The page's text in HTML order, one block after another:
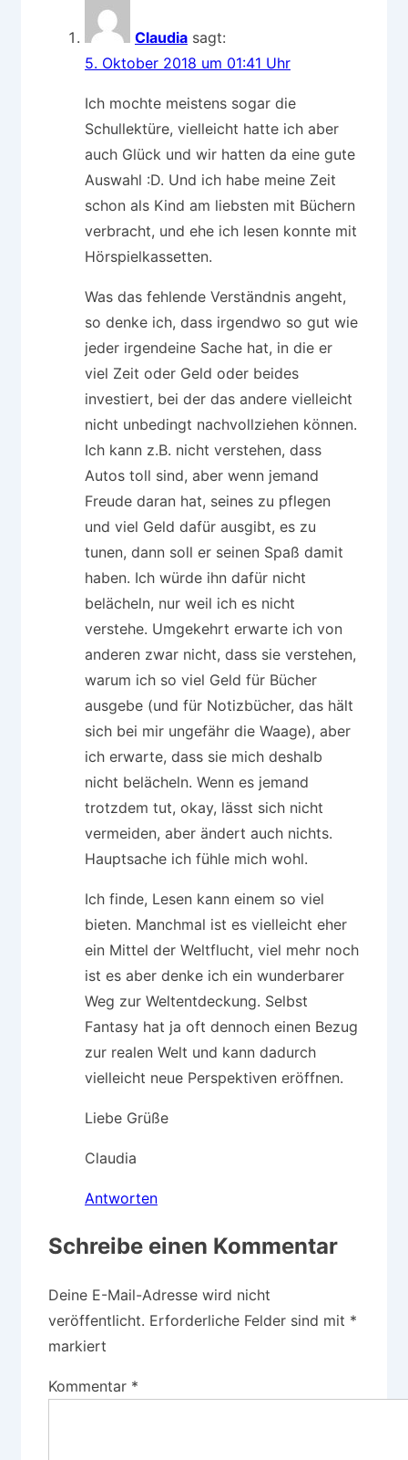
Claudia sagt:
5. Oktober 2018 um 01:41 Uhr
Ich mochte meistens sogar die
Schullektüre, vielleicht hatte ich aber
auch Glück und wir hatten da eine gute
Auswahl :D. Und ich habe meine Zeit
schon als Kind am liebsten mit Büchern
verbracht, und ehe ich lesen konnte mit
Hörspielkassetten.
Was das fehlende Verständnis angeht,
so denke ich, dass irgendwo so gut wie
jeder irgendeine Sache hat, in die er
viel Zeit oder Geld oder beides
investiert, bei der das andere vielleicht
nicht unbedingt nachvollziehen können.
Ich kann z.B. nicht verstehen, dass
Autos toll sind, aber wenn jemand
Freude daran hat, seines zu pflegen
und viel Geld dafür ausgibt, es zu
tunen, dann soll er seinen Spaß damit
haben. Ich würde ihn dafür nicht
belächeln, nur weil ich es nicht
verstehe. Umgekehrt erwarte ich von
anderen zwar nicht, dass sie verstehen,
warum ich so viel Geld für Bücher
ausgebe (und für Notizbücher, das hält
sich bei mir ungefähr die Waage), aber
ich erwarte, dass sie mich deshalb
nicht belächeln. Wenn es jemand
trotzdem tut, okay, lässt sich nicht
vermeiden, aber ändert auch nichts.
Hauptsache ich fühle mich wohl.
Ich finde, Lesen kann einem so viel
bieten. Manchmal ist es vielleicht eher
ein Mittel der Weltflucht, viel mehr noch
ist es aber denke ich ein wunderbarer
Weg zur Weltentdeckung. Selbst
Fantasy hat ja oft dennoch einen Bezug
zur realen Welt und kann dadurch
vielleicht neue Perspektiven eröffnen.
Liebe Grüße
Claudia
Antworten
Schreibe einen Kommentar
Deine E-Mail-Adresse wird nicht
veröffentlicht. Erforderliche Felder sind mit *
markiert
Kommentar *